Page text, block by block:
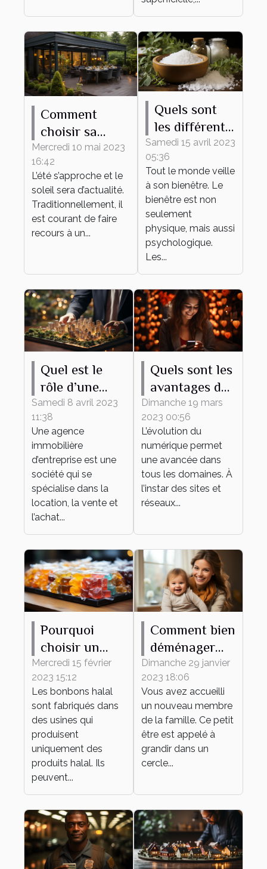
Comment
choisir sa
pergola
bioclimatique ?
Mercredi 10 mai 2023
16:42
L’été s’approche et le
soleil sera d’actualité.
Traditionnellement, il
est courant de faire
recours à un...
Quels sont
les différents
bienfaits des
sels de bain ?
Samedi 15 avril 2023
05:36
Tout le monde veille
à son bienêtre. Le
bienêtre est non
seulement
physique, mais aussi
psychologique.
Les...
Quel est le
rôle d’une
agence
immobilière
d’entreprise ?
Samedi 8 avril 2023
11:38
Une agence
immobilière
d’entreprise est une
société qui se
spécialise dans la
location, la vente et
l’achat...
Quels sont les
avantages du
recours à un
site de
rencontre ?
Dimanche 19 mars
2023 00:56
L’évolution du
numérique permet
une avancée dans
tous les domaines. À
l’instar des sites et
réseaux...
Pourquoi
choisir un
bonbon halal
?
Mercredi 15 février
2023 15:12
Les bonbons halal
sont fabriqués dans
des usines qui
produisent
uniquement des
produits halal. Ils
peuvent...
Comment bien
déménager
avec votre
bébé ?
Dimanche 29 janvier
2023 18:06
Vous avez accueilli
un nouveau membre
de la famille. Ce petit
être est appelé à
grandir dans un
cercle...